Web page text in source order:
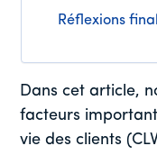
Réflexions
Dans cet article,
facteurs
vie des clients